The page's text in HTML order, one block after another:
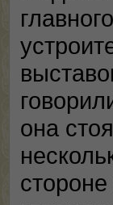
главного
она
стороне